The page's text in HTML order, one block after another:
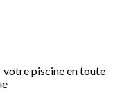
votre piscine en toute